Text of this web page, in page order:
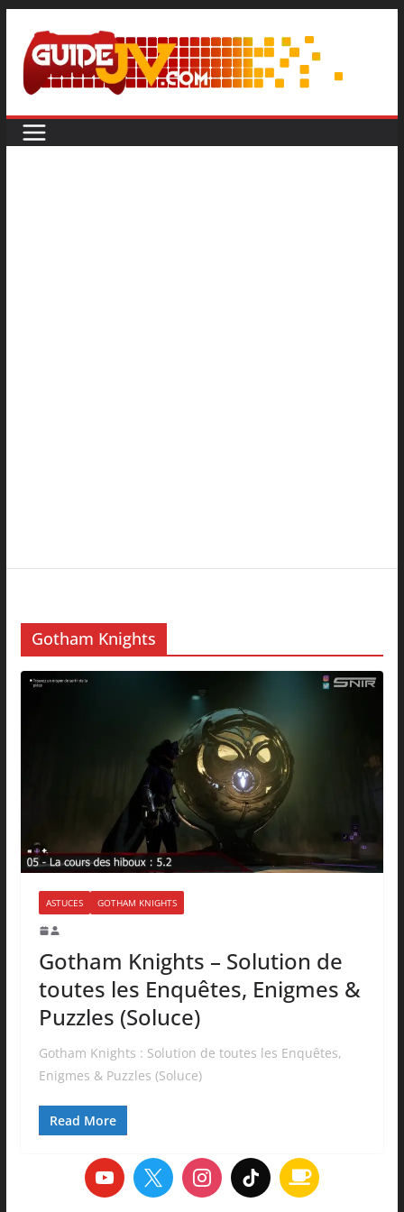
contenu
Gotham Knights
ASTUCES GOTHAM KNIGHTS
Gotham Knights – Solution de
toutes les Enquêtes, Enigmes &
Puzzles (Soluce)
Gotham Knights : Solution de toutes les Enquêtes,
Enigmes & Puzzles (Soluce)
Read More